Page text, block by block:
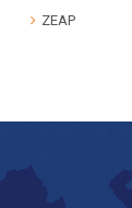
ZEAP